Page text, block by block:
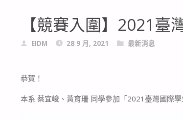
【競賽入圍】2021
EIDM 28 9 月, 2021 最新消息
恭賀！
本系 蔡宜峻、黃育珊 同學參加「2021臺灣國際